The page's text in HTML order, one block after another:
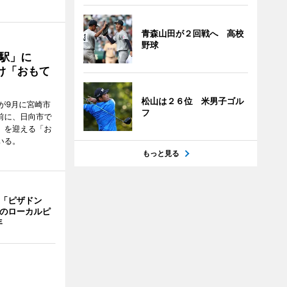
」に
「おもて
9月に宮崎市
に、日向市で
を迎える「お
。
ピザドン
ローカルピ
青森山田が２回戦へ 高校
野球
松山は２６位 米男子ゴル
フ
もっと見る